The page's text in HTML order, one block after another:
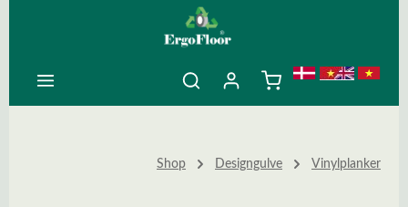
Shop Designgulve Vinylplanker